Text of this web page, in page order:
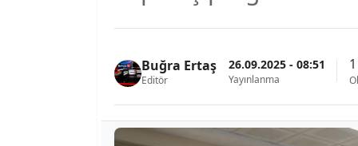
Buğra Ertaş
Editör
26.09.2025 - 08:51
Yayınlanma